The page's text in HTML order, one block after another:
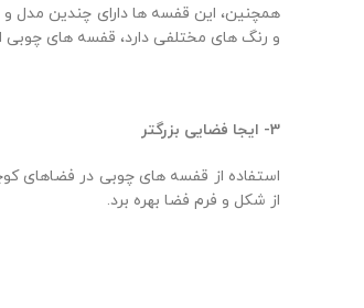
همچنین، این قفسه ها دارای چندین مدل
و رنگ های مختلفی دارد، قفسه های چوبی
3- ایجا فضایی بزرگتر
استفاده از قفسه های چوبی در فضاهای
از شکل و فرم فضا بهره برد.